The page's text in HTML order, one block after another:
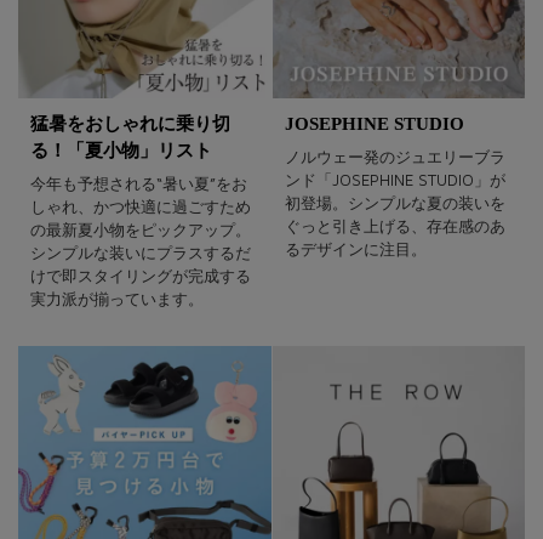
猛暑をおしゃれに乗り切
る！「夏小物」リスト
今年も予想される“暑い夏”をお
しゃれ、かつ快適に過ごすため
の最新夏小物をピックアップ。
シンプルな装いにプラスするだ
けで即スタイリングが完成する
実力派が揃っています。
JOSEPHINE STUDIO
ノルウェー発のジュエリーブラ
ンド「JOSEPHINE STUDIO」が
初登場。シンプルな夏の装いを
ぐっと引き上げる、存在感のあ
るデザインに注目。